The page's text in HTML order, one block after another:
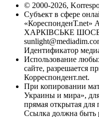
© 2000-2026,
Субъект в сфере
«КореспонденТ.net»
ХАРКІВСЬКЕ ШОСЕ,
Идентификатор
Использование
сайте, разрешается
Корреспондент.net.
При копировании
Украины и мира»,
прямая открытая для
Ссылка должна быть